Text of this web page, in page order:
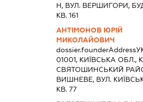
Н, ВУЛ. ВЕРШИГОРИ,
КВ. 161
АНТІМОНОВ ЮРІЙ
МИКОЛАЙОВИЧ
dossier.founderAddress
01001, КИЇВСЬКА ОБЛ.,
СВЯТОШИНСЬКИЙ
ВИШНЕВЕ, ВУЛ.
КВ. 77